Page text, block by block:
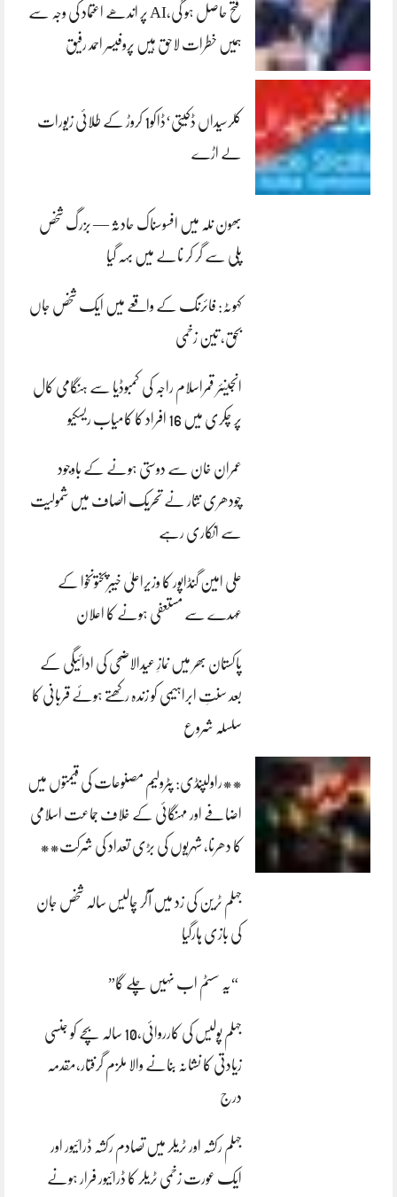
فتح حاصل ہو گی،AI پر اندھے اعتماد کی وجہ سے
ہمیں خطرات لاحق ہیں پروفیسر احمد رفیق
کلرسیداں ڈکیتی‘ڈاکو1 کروڑ کے طلائی زیورات
لے اڑے
بھون نلہ میں افسوسناک حادثہ — بزرگ شخص
پلی سے گر کر نالے میں بہہ گیا
کہوٹہ: فائرنگ کے واقعے میں ایک شخص جاں
بحق، تین زخمی
انجینئر قمراسلام راجہ کی کمبوڈیا سے ہنگامی کال
پر چکری میں 16 افراد کا کامیاب ریسکیو
عمران خان سے دوستی ہونے کے باوجود
چودھری نثار نے تحریک انصاف میں شمولیت
سے انکاری رہے
علی امین گنڈاپور کا وزیراعلیٰ خیبرپختونخوا کے
عہدے سے مستعفی ہونے کا اعلان
پاکستان بھر میں نمازِ عیدالاضحی کی ادائیگی کے
بعد سنتِ ابراہیمی کو زندہ رکھتے ہوئے قربانی کا
سلسلہ شروع
**راولپنڈی: پٹرولیم مصنوعات کی قیمتوں میں
اضافے اور مہنگائی کے خلاف جماعت اسلامی
کا دھرنا، شہریوں کی بڑی تعداد کی شرکت**
جہلم ٹرین کی زد میں آکر چالیس سالہ شخص جان
کی بازی ہارگیا
“یہ سسٹم اب نہیں چلے گا”
جہلم پولیس کی کارروائی،10 سالہ بچے کو جنسی
زیادتی کا نشانہ بنانے والا ملزم گرفتار،مقدمہ
درج
جہلم رکشہ اور ٹریلر میں تصادم رکشہ ڈرائیور اور
ایک عورت زخمی ٹریلر کا ڈرائیور فرار ہونے